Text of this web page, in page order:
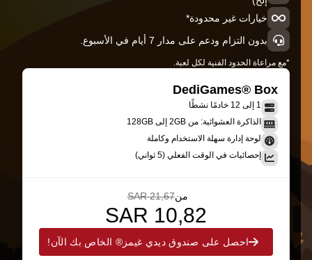
خيارات غير محدودة*
بدون التزام ودعم على مدار 7 أيام في الأسبوع.
*مع مراعاة الحدود الفنية لكل لعبة.
DediGames® Box
1 إلى 12 خادمًا نشطًا
الذاكرة العشوائية: من 2GB إلى 128GB
لوحة إدارة سهلة الاستخدام وكاملة
إحصائيات في الوقت الفعلي (5 ثواني)
من21,67 SAR
10,82 SAR
احصل على صندوق ديدي غيمز® الخاص بك الآن!